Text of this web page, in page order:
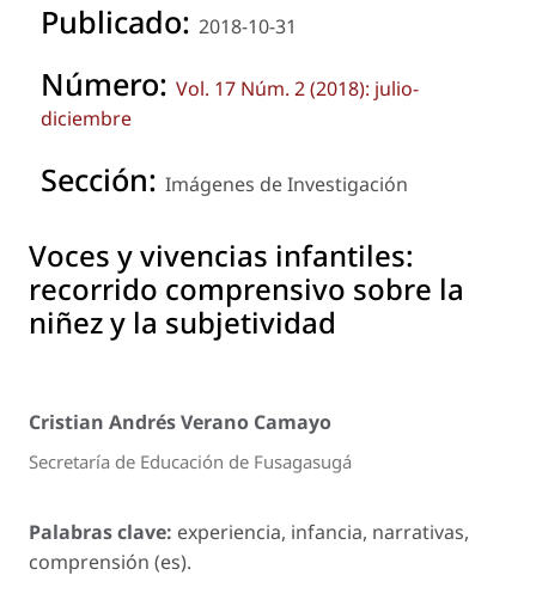
Publicado: 2018-10-31
Número: Vol. 17 Núm. 2 (2018): julio-
diciembre
Sección: Imágenes de Investigación
Voces y vivencias infantiles:
recorrido comprensivo sobre la
niñez y la subjetividad
Cristian Andrés Verano Camayo
Secretaría de Educación de Fusagasugá
Palabras clave: experiencia, infancia, narrativas,
comprensión (es).